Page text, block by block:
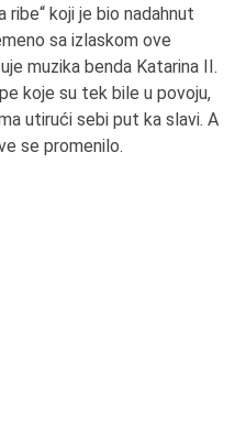
ribe“ koji je bio nadahnut
sa izlaskom ove
muzika benda Katarina II.
koje su tek bile u povoju,
utirući sebi put ka slavi. A
se promenilo.